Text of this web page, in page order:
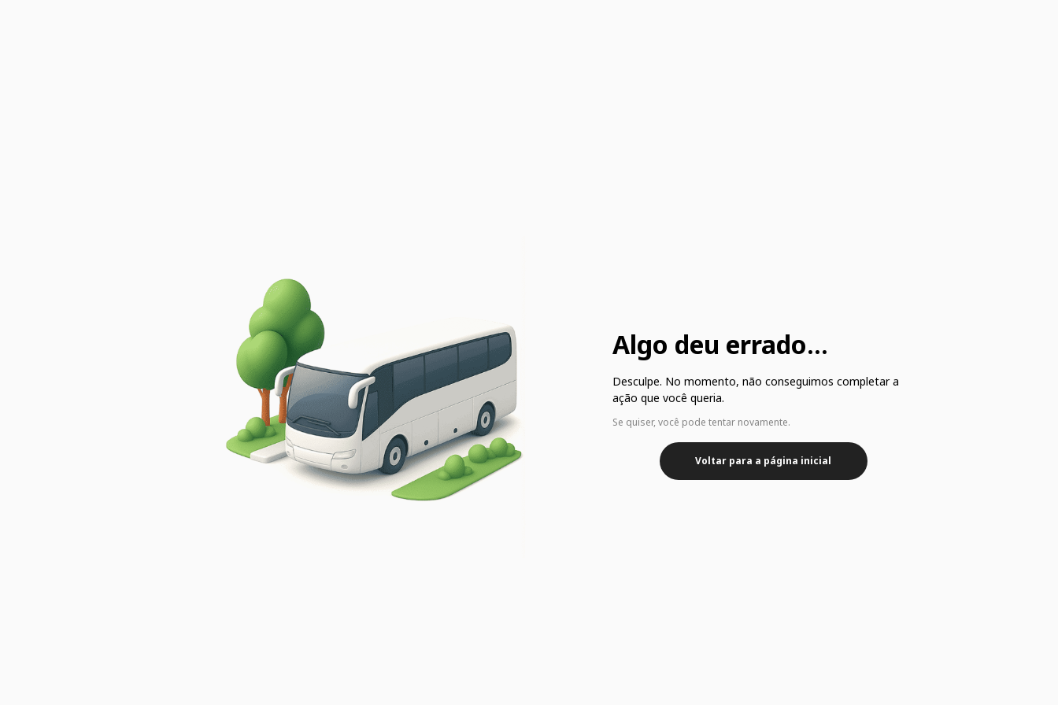
Algo deu errado...
Desculpe. No momento, não conseguimos completar a
ação que você queria.
Se quiser, você pode tentar novamente.
Voltar para a página inicial